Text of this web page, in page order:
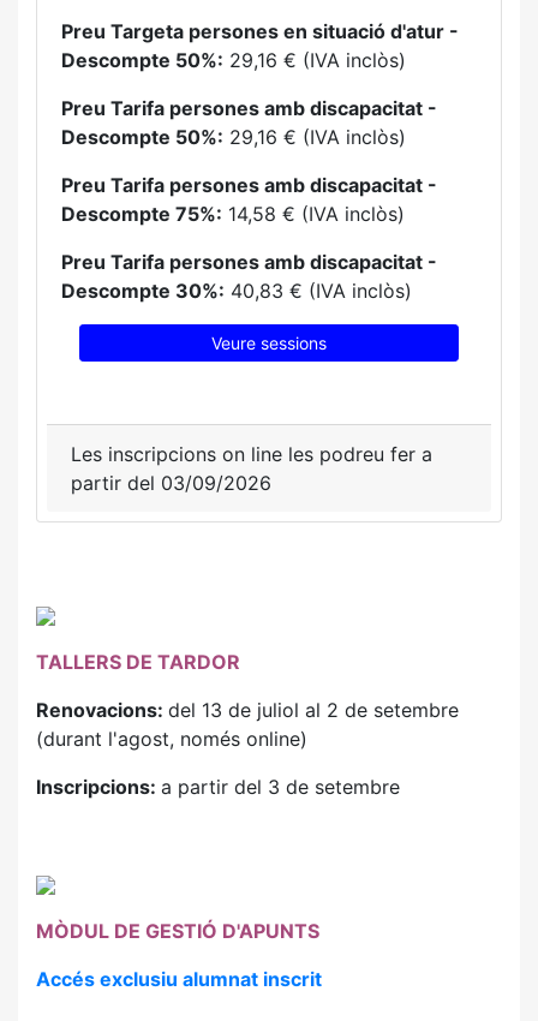
Preu Targeta persones en situació d'atur -
Descompte 50%: 29,16 € (IVA inclòs)
Preu Tarifa persones amb discapacitat -
Descompte 50%: 29,16 € (IVA inclòs)
Preu Tarifa persones amb discapacitat -
Descompte 75%: 14,58 € (IVA inclòs)
Preu Tarifa persones amb discapacitat -
Descompte 30%: 40,83 € (IVA inclòs)
Veure sessions
Les inscripcions on line les podreu fer a
partir del 03/09/2026
TALLERS DE TARDOR
Renovacions: del 13 de juliol al 2 de setembre
(durant l'agost, només online)
Inscripcions: a partir del 3 de setembre
MÒDUL DE GESTIÓ D'APUNTS
Accés exclusiu alumnat inscrit